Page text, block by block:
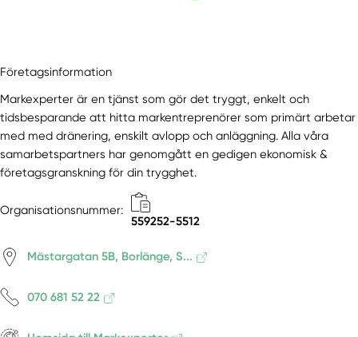
Företagsinformation
Markexperter är en tjänst som gör det tryggt, enkelt och
tidsbesparande att hitta markentreprenörer som primärt arbetar
med med dränering, enskilt avlopp och anläggning. Alla våra
samarbetspartners har genomgått en gedigen ekonomisk &
företagsgranskning för din trygghet.
Organisationsnummer:
559252-5512
Mästargatan 5B, Borlänge, S...
070 681 52 22